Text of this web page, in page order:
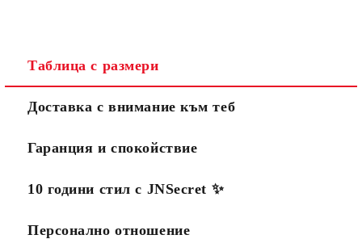
Таблица с размери
Доставка с внимание към теб
Гаранция и спокойствие
10 години стил с JNSecret ✨️
Персонално отношение